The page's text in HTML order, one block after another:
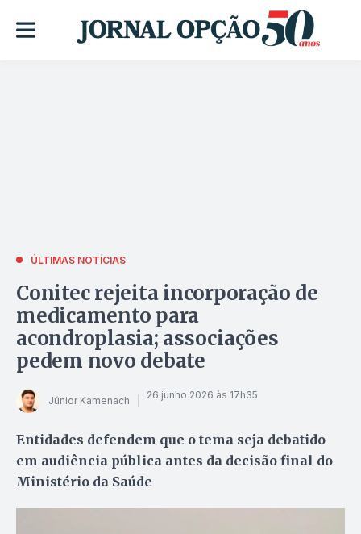
ÚLTIMAS NOTÍCIAS
Conitec rejeita incorporação de
medicamento para
acondroplasia; associações
pedem novo debate
Júnior Kamenach 26 junho 2026 às 17h35
Entidades defendem que o tema seja debatido
em audiência pública antes da decisão final do
Ministério da Saúde